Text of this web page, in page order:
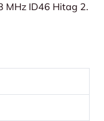
MHz ID46 Hitag 2.